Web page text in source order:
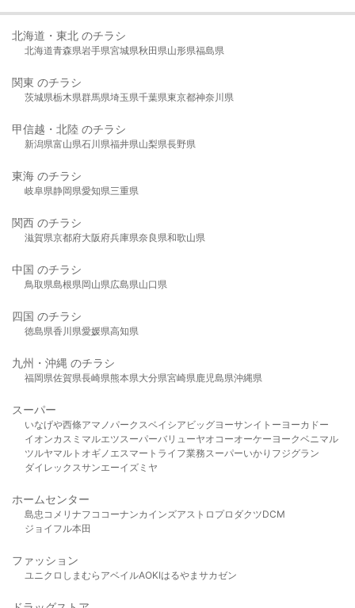
北海道・東北 のチラシ
北海道青森県岩手県宮城県秋田県山形県福島県
関東 のチラシ
茨城県栃木県群馬県埼玉県千葉県東京都神奈川県
甲信越・北陸 のチラシ
新潟県富山県石川県福井県山梨県長野県
東海 のチラシ
岐阜県静岡県愛知県三重県
関西 のチラシ
滋賀県京都府大阪府兵庫県奈良県和歌山県
中国 のチラシ
鳥取県島根県岡山県広島県山口県
四国 のチラシ
徳島県香川県愛媛県高知県
九州・沖縄 のチラシ
福岡県佐賀県長崎県熊本県大分県宮崎県鹿児島県沖縄県
スーパー
いなげや西條アマノパークスベイシア ビッグヨーサンイトーヨーカドー
イオンカスミ マルエツスーパーバリューヤオコーオーケー ヨークベニマル
ツルヤマルト オギノ エスマート ライフ業務スーパーいかり フジグラン
ダイレックスサンエーイズミヤ
ホームセンター
島忠 コメリ ナフコ コーナンカインズアストロプロダクツDCM
ジョイフル本田
ファッション
ユニクロ しまむら アベイルAOKIはるやま サカゼン